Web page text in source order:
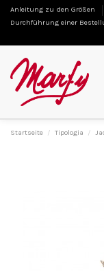
Anleitung zu den Größen
Durchführung einer
Startseite Tipologia